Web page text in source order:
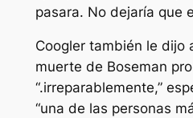
pasara. No dejaría que
Coogler también le dijo
muerte de Boseman
“.irreparablemente,”
“una de las personas